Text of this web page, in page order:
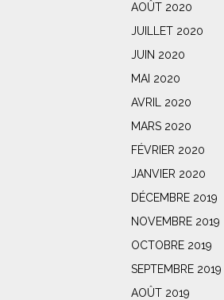
AOÛT 2020
JUILLET 2020
JUIN 2020
MAI 2020
AVRIL 2020
MARS 2020
FÉVRIER 2020
JANVIER 2020
DÉCEMBRE 2019
NOVEMBRE 2019
OCTOBRE 2019
SEPTEMBRE 2019
AOÛT 2019